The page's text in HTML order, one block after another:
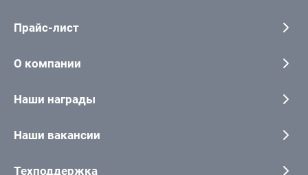
Прайс-лист
О компании
Наши награды
Наши вакансии
Техподдержка